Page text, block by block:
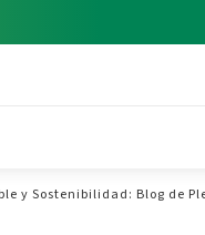
y Sostenibilidad: Blog de